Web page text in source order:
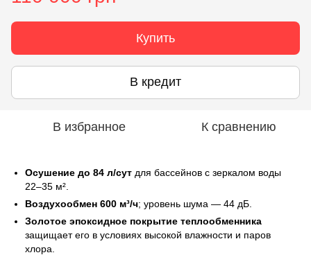
Купить
В кредит
В избранное К сравнению
Осушение до 84 л/сут для бассейнов с зеркалом воды
22–35 м².
Воздухообмен 600 м³/ч; уровень шума — 44 дБ.
Золотое эпоксидное покрытие теплообменника
защищает его в условиях высокой влажности и паров
хлора.